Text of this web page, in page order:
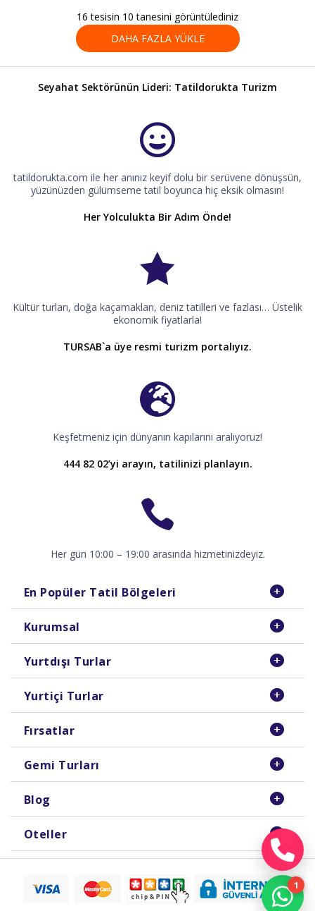
16 tesisin 10 tanesini görüntülediniz
DAHA FAZLA YÜKLE
Seyahat Sektörünün Lideri: Tatildorukta Turizm
tatildorukta.com ile her anınız keyif dolu bir serüvene dönüşsün,
yüzünüzden gülümseme tatil boyunca hiç eksik olmasın!
Her Yolculukta Bir Adım Önde!
Kültür turları, doğa kaçamakları, deniz tatilleri ve fazlası… Üstelik
ekonomik fiyatlarla!
TURSAB`a üye resmi turizm portalıyız.
Keşfetmeniz için dünyanın kapılarını aralıyoruz!
444 82 02’yi arayın, tatilinizi planlayın.
Her gün 10:00 – 19:00 arasında hizmetinizdeyiz.
En Popüler Tatil Bölgeleri
Kurumsal
Yurtdışı Turlar
Yurtiçi Turlar
Fırsatlar
Gemi Turları
Blog
Oteller